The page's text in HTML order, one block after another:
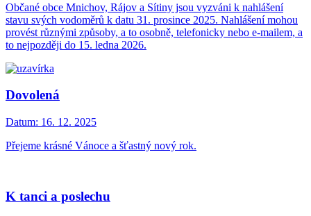
Občané obce Mnichov, Rájov a Sítiny jsou vyzváni k nahlášení
stavu svých vodoměrů k datu 31. prosince 2025. Nahlášení mohou
provést různými způsoby, a to osobně, telefonicky nebo e-mailem, a
to nejpozději do 15. ledna 2026.
Dovolená
Datum: 16. 12. 2025
Přejeme krásné Vánoce a šťastný nový rok.
K tanci a poslechu